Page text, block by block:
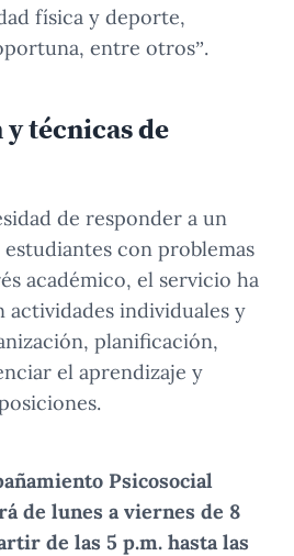
física y deporte,
entre otros”.
técnicas de
de responder a un
con problemas
académico, el servicio ha
actividades individuales y
planificación,
el aprendizaje y
Psicosocial
de lunes a viernes de 8
de las 5 p.m. hasta las